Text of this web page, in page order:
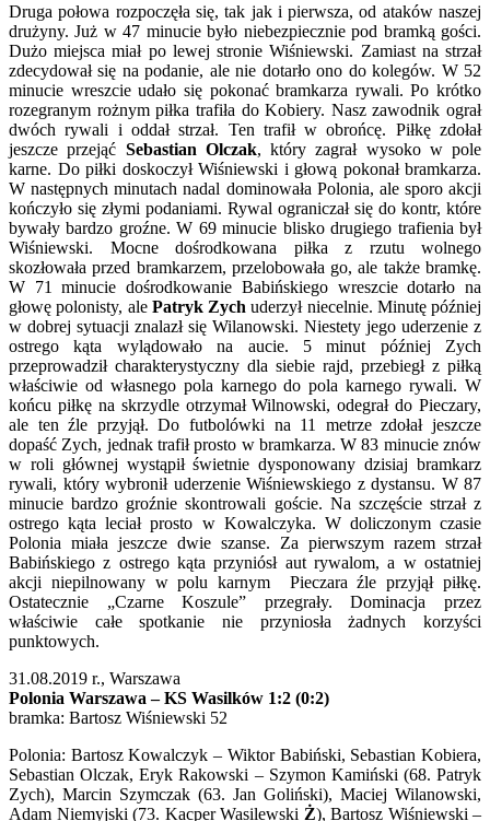
Druga połowa rozpoczęła się, tak jak i pierwsza, od ataków naszej
drużyny. Już w 47 minucie było niebezpiecznie pod bramką gości.
Dużo miejsca miał po lewej stronie Wiśniewski. Zamiast na strzał
zdecydował się na podanie, ale nie dotarło ono do kolegów. W 52
minucie wreszcie udało się pokonać bramkarza rywali. Po krótko
rozegranym rożnym piłka trafiła do Kobiery. Nasz zawodnik ograł
dwóch rywali i oddał strzał. Ten trafił w obrońcę. Piłkę zdołał
jeszcze przejąć Sebastian Olczak, który zagrał wysoko w pole
karne. Do piłki doskoczył Wiśniewski i głową pokonał bramkarza.
W następnych minutach nadal dominowała Polonia, ale sporo akcji
kończyło się złymi podaniami. Rywal ograniczał się do kontr, które
bywały bardzo groźne. W 69 minucie blisko drugiego trafienia był
Wiśniewski. Mocne dośrodkowana piłka z rzutu wolnego
skozłowała przed bramkarzem, przelobowała go, ale także bramkę.
W 71 minucie dośrodkowanie Babińskiego wreszcie dotarło na
głowę polonisty, ale Patryk Zych uderzył niecelnie. Minutę później
w dobrej sytuacji znalazł się Wilanowski. Niestety jego uderzenie z
ostrego kąta wylądowało na aucie. 5 minut później Zych
przeprowadził charakterystyczny dla siebie rajd, przebiegł z piłką
właściwie od własnego pola karnego do pola karnego rywali. W
końcu piłkę na skrzydle otrzymał Wilnowski, odegrał do Pieczary,
ale ten źle przyjął. Do futbolówki na 11 metrze zdołał jeszcze
dopaść Zych, jednak trafił prosto w bramkarza. W 83 minucie znów
w roli głównej wystąpił świetnie dysponowany dzisiaj bramkarz
rywali, który wybronił uderzenie Wiśniewskiego z dystansu. W 87
minucie bardzo groźnie skontrowali goście. Na szczęście strzał z
ostrego kąta leciał prosto w Kowalczyka. W doliczonym czasie
Polonia miała jeszcze dwie szanse. Za pierwszym razem strzał
Babińskiego z ostrego kąta przyniósł aut rywalom, a w ostatniej
akcji niepilnowany w polu karnym Pieczara źle przyjął piłkę.
Ostatecznie „Czarne Koszule” przegrały. Dominacja przez
właściwie całe spotkanie nie przyniosła żadnych korzyści
punktowych.
31.08.2019 r., Warszawa
Polonia Warszawa – KS Wasilków 1:2 (0:2)
bramka: Bartosz Wiśniewski 52
Polonia: Bartosz Kowalczyk – Wiktor Babiński, Sebastian Kobiera,
Sebastian Olczak, Eryk Rakowski – Szymon Kamiński (68. Patryk
Zych), Marcin Szymczak (63. Jan Goliński), Maciej Wilanowski,
Adam Niemyjski (73. Kacper Wasilewski Ż), Bartosz Wiśniewski –